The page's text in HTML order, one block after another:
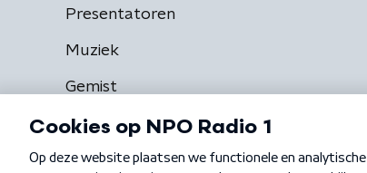
Presentatoren
Muziek
Gemist